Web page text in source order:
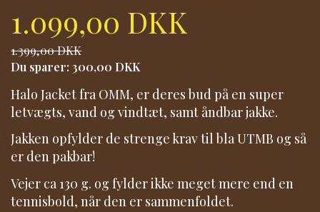
1.099,00 DKK
1.399,00 DKK
Du sparer: 300,00 DKK
Halo Jacket fra OMM, er deres bud på en super
letvægts, vand og vindtæt, samt åndbar jakke.
Jakken opfylder de strenge krav til bla UTMB og så
er den pakbar!
Vejer ca 130 g. og fylder ikke meget mere end en
tennisbold, når den er sammenfoldet.